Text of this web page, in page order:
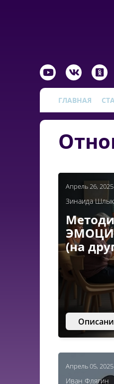
ГЛАВНАЯ
Апрель 26, 2025
Зинаида
(на
Апрель 05, 2025
Иван Флягин